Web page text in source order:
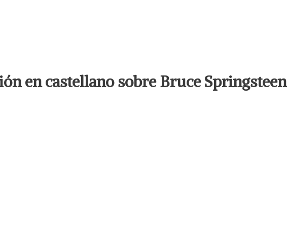
en castellano sobre Bruce Springsteen